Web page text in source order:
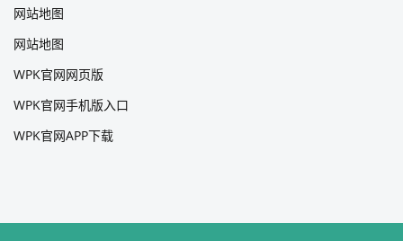
网站地图
网站地图
WPK官网网页版
WPK官网手机版入口
WPK官网APP下载